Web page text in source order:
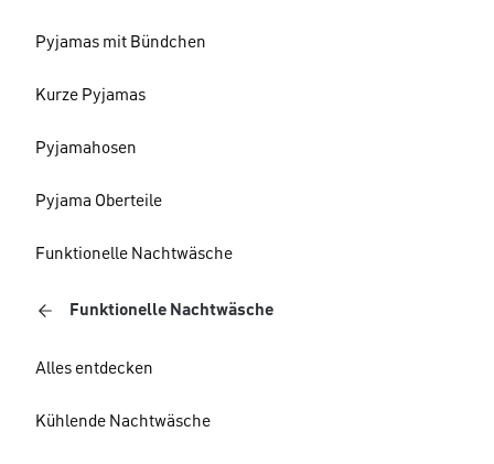
Pyjamas mit Bündchen
Kurze Pyjamas
Pyjamahosen
Pyjama Oberteile
Funktionelle Nachtwäsche
Funktionelle Nachtwäsche
Alles entdecken
Kühlende Nachtwäsche